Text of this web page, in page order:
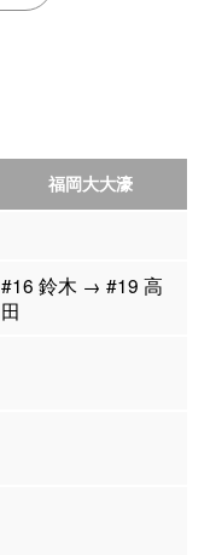
福岡大大濠
#16 鈴木 → #19 高
田